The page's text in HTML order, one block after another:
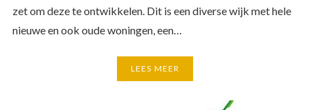
zet om deze te ontwikkelen. Dit is een diverse wijk met hele
nieuwe en ook oude woningen, een…
LEES MEER